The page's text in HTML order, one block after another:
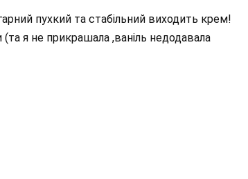
пухкий та стабільний виходить крем!
я не прикрашала ,ваніль недодавала